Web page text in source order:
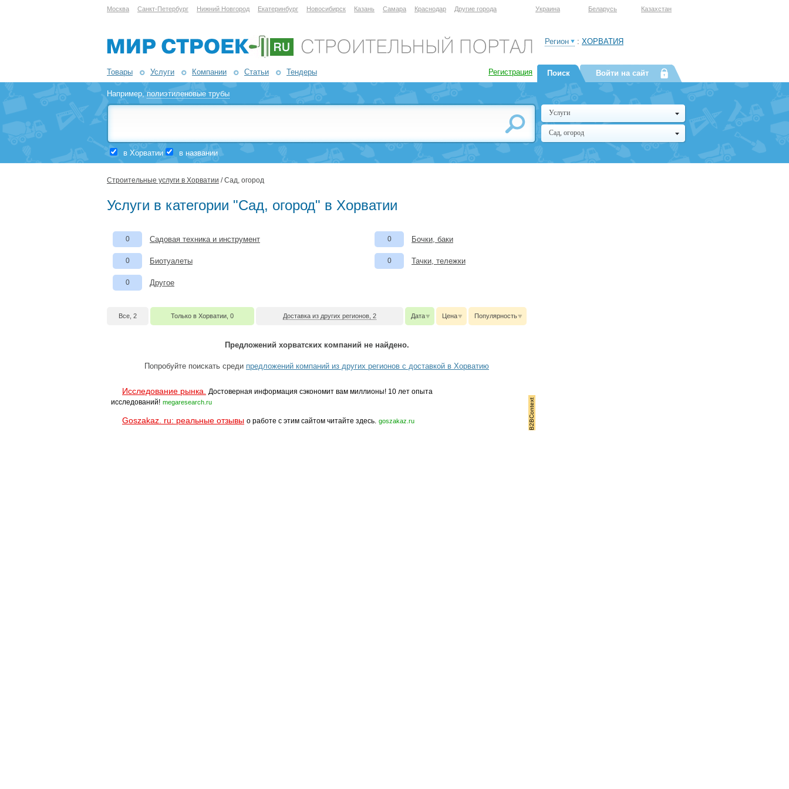
Москва Санкт-Петербург Нижний Новгород Екатеринбург Новосибирск Казань Самара Краснодар Другие города Украина Беларусь Казахстан
Товары Услуги Компании Статьи Тендеры Регистрация
Регион : ХОРВАТИЯ
Например,полиэтиленовые трубы
в Хорватии в названии
Поиск Войти на сайт
Услуги
Сад, огород
Строительные услуги в Хорватии / Сад, огород
Услуги в категории "Сад, огород" в Хорватии
0 Садовая техника и инструмент 0 Бочки, баки
0 Биотуалеты 0 Тачки, тележки
0 Другое
Все, 2 Только в Хорватии, 0 Доставка из других регионов, 2 Дата Цена Популярность
Предложений хорватских компаний не найдено.
Попробуйте поискать среди предложений компаний из других регионов с доставкой в Хорватию
Исследование рынка.
Достоверная информация сэкономит вам миллионы! 10 лет опыта
исследований! megaresearch.ru
Goszakaz. ru: реальные отзывы о работе с этим сайтом читайте здесь. goszakaz.ru